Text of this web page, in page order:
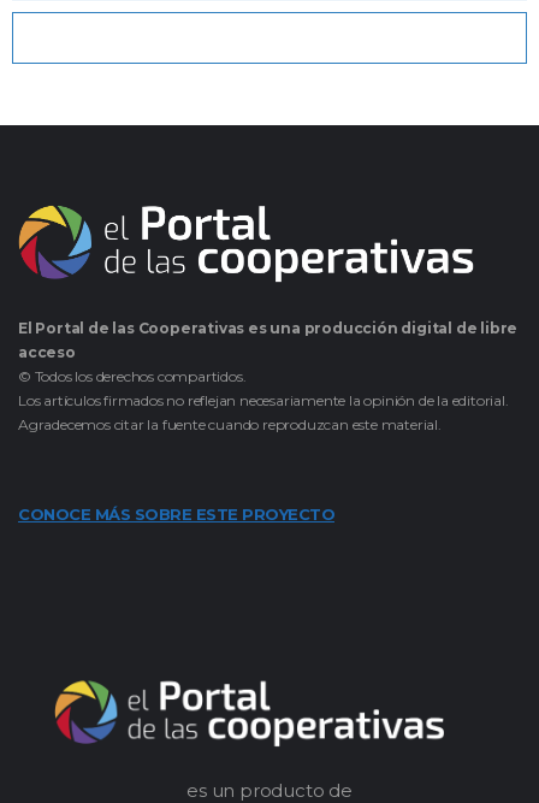
El Portal de las Cooperativas es una producción digital de libre
acceso
© Todos los derechos compartidos.
Los artículos firmados no reflejan necesariamente la opinión de la editorial.
Agradecemos citar la fuente cuando reproduzcan este material.
CONOCE MÁS SOBRE ESTE PROYECTO
es un producto de